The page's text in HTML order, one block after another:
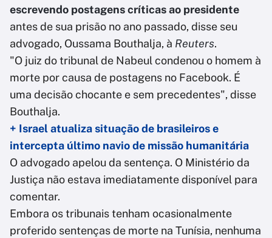
escrevendo postagens críticas ao presidente
antes de sua prisão no ano passado, disse seu
advogado, Oussama Bouthalja, à Reuters.
"O juiz do tribunal de Nabeul condenou o homem à
morte por causa de postagens no Facebook. É
uma decisão chocante e sem precedentes", disse
Bouthalja.
+ Israel atualiza situação de brasileiros e
intercepta último navio de missão humanitária
O advogado apelou da sentença. O Ministério da
Justiça não estava imediatamente disponível para
comentar.
Embora os tribunais tenham ocasionalmente
proferido sentenças de morte na Tunísia, nenhuma